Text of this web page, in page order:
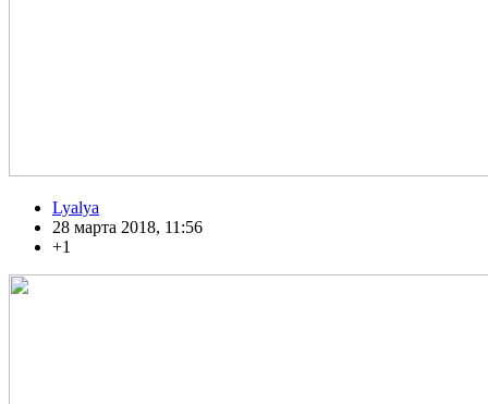
Lyalya
28 марта 2018, 11:56
+1